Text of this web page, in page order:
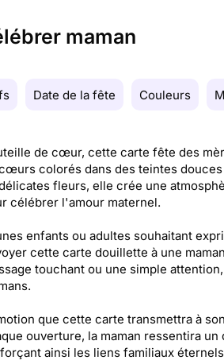
maman
Date de la fête Couleurs
de cœur, cette carte fête des
colorés dans des teintes
fleurs, elle crée une
célébrer l'amour maternel.
enfants ou adultes souhaitant
cette carte douillette à une
touchant ou une simple
que cette carte transmettra à
ouverture, la maman ressentira un
ainsi les liens familiaux